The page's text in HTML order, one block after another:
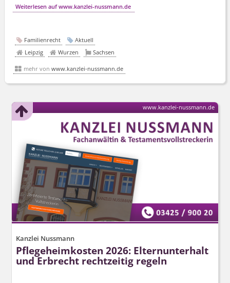
Weiterlesen auf www.kanzlei-nussmann.de
Familienrecht
Aktuell
Leipzig
Wurzen Sachsen
mehr vonwww.kanzlei-nussmann.de
Kanzlei Nussmann
Pflegeheimkosten 2026: Elternunterhalt
und Erbrecht rechtzeitig regeln
www.kanzlei-nussmann.de